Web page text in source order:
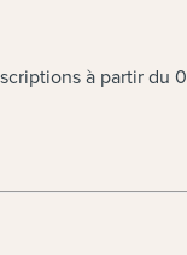
à partir du